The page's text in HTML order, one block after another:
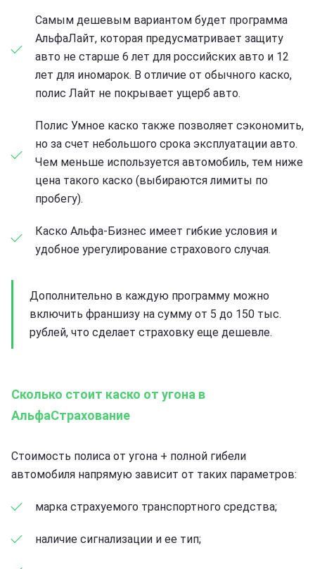
Самым дешевым вариантом будет программа
АльфаЛайт, которая предусматривает защиту
авто не старше 6 лет для российских авто и 12
лет для иномарок. В отличие от обычного каско,
полис Лайт не покрывает ущерб авто.
Полис Умное каско также позволяет сэкономить,
но за счет небольшого срока эксплуатации авто.
Чем меньше используется автомобиль, тем ниже
цена такого каско (выбираются лимиты по
пробегу).
Каско Альфа-Бизнес имеет гибкие условия и
удобное урегулирование страхового случая.
Дополнительно в каждую программу можно
включить франшизу на сумму от 5 до 150 тыс.
рублей, что сделает страховку еще дешевле.
Сколько стоит каско от угона в
АльфаСтрахование
Стоимость полиса от угона + полной гибели
автомобиля напрямую зависит от таких параметров:
марка страхуемого транспортного средства;
наличие сигнализации и ее тип;